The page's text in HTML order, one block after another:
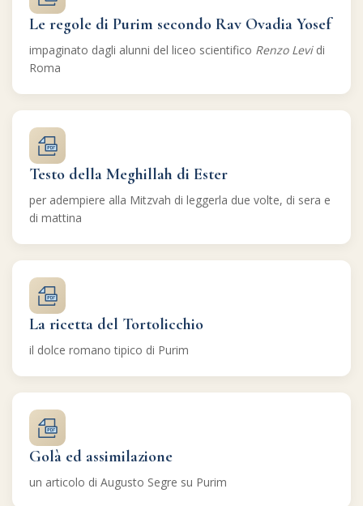
Le regole di Purim secondo Rav Ovadia Yosef
impaginato dagli alunni del liceo scientifico Renzo Levidi
Roma
Testo della Meghillah di Ester
per adempiere alla Mitzvah di leggerla due volte, di sera e
di mattina
La ricetta del Tortolicchio
il dolce romano tipico di Purim
Golà ed assimilazione
un articolo di Augusto Segre su Purim